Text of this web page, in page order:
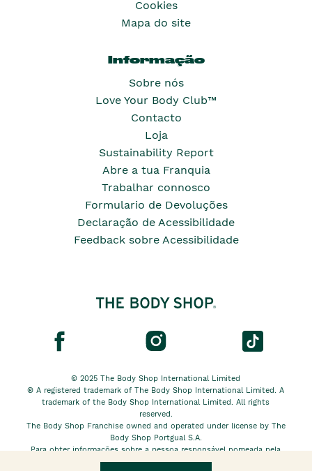
Cookies
Mapa do site
Informação
Sobre nós
Love Your Body Club™
Contacto
Loja
Sustainability Report
Abre a tua Franquia
Trabalhar connosco
Formulario de Devoluções
Declaração de Acessibilidade
Feedback sobre Acessibilidade
© 2025 The Body Shop International Limited
® A registered trademark of The Body Shop International Limited. A
trademark of the Body Shop International Limited. All rights
reserved.
The Body Shop Franchise owned and operated under license by The
Body Shop Portgual S.A.
Para obter informações sobre a pessoa responsável nomeada pela
The Body Shop International Limited EU, clique